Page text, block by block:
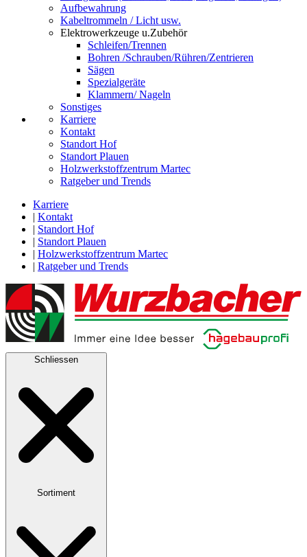
Aufbewahrung
Kabeltrommeln / Licht usw.
Elektrowerkzeuge u.Zubehör
Schleifen/Trennen
Bohren /Schrauben/Rühren/Zentrieren
Sägen
Spezialgeräte
Klammern/ Nageln
Sonstiges
Karriere
Kontakt
Standort Hof
Standort Plauen
Holzwerkstoffzentrum Martec
Ratgeber und Trends
Karriere
| Kontakt
| Standort Hof
| Standort Plauen
| Holzwerkstoffzentrum Martec
| Ratgeber und Trends
Schliessen
Sortiment